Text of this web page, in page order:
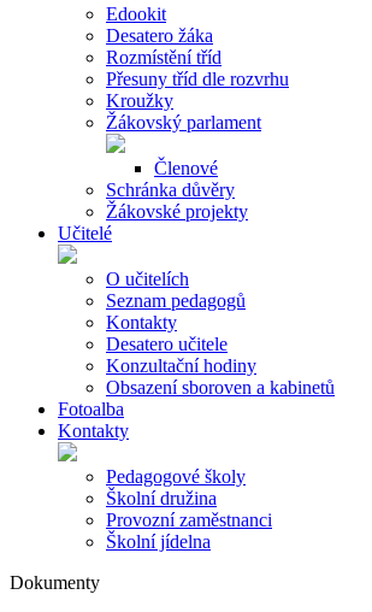
Edookit
Desatero žáka
Rozmístění tříd
Přesuny tříd dle rozvrhu
Kroužky
Žákovský parlament
Členové
Schránka důvěry
Žákovské projekty
Učitelé
O učitelích
Seznam pedagogů
Kontakty
Desatero učitele
Konzultační hodiny
Obsazení sboroven a kabinetů
Fotoalba
Kontakty
Pedagogové školy
Školní družina
Provozní zaměstnanci
Školní jídelna
Dokumenty